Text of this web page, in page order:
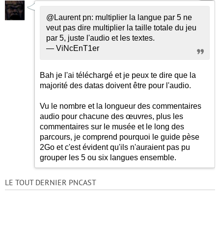
@Laurent pn: multiplier la langue par 5 ne
veut pas dire multiplier la taille totale du jeu
par 5, juste l'audio et les textes.
— ViNcEnT1er
Bah je l'ai téléchargé et je peux te dire que la
majorité des datas doivent être pour l'audio.
Vu le nombre et la longueur des commentaires
audio pour chacune des œuvres, plus les
commentaires sur le musée et le long des
parcours, je comprend pourquoi le guide pèse
2Go et c'est évident qu'ils n'auraient pas pu
grouper les 5 ou six langues ensemble.
LE TOUT DERNIER PNCAST